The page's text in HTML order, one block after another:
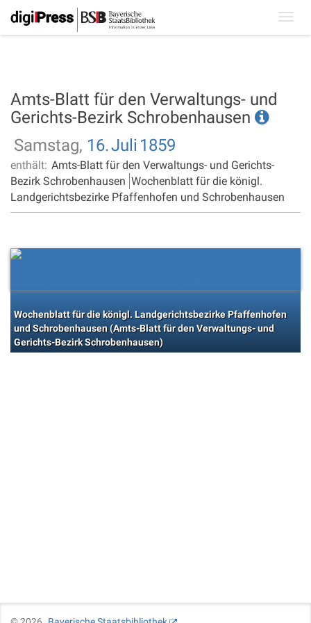
Amts-Blatt für den Verwaltungs- und
Gerichts-Bezirk Schrobenhausen
Samstag, 16.Juli 1859
enthält: Amts-Blatt für den Verwaltungs- und Gerichts-
Bezirk Schrobenhausen Wochenblatt für die königl.
Landgerichtsbezirke Pfaffenhofen und Schrobenhausen
Wochenblatt für die königl. Landgerichtsbezirke Pfaffenhofen
und Schrobenhausen (Amts-Blatt für den Verwaltungs- und
Gerichts-Bezirk Schrobenhausen)